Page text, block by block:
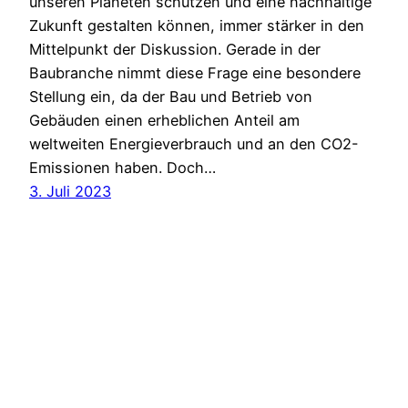
Zukunft gestalten können, immer stärker in den
Mittelpunkt der Diskussion. Gerade in der
Baubranche nimmt diese Frage eine besondere
Stellung ein, da der Bau und Betrieb von
Gebäuden einen erheblichen Anteil am
weltweiten Energieverbrauch und an den CO2-
Emissionen haben. Doch…
3. Juli 2023